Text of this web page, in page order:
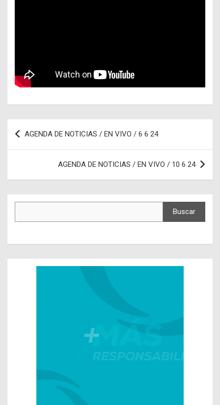
Navegación
de
AGENDA DE NOTICIAS / EN VIVO / 6 6 24
AGENDA DE NOTICIAS / EN VIVO / 10 6 24
Buscar